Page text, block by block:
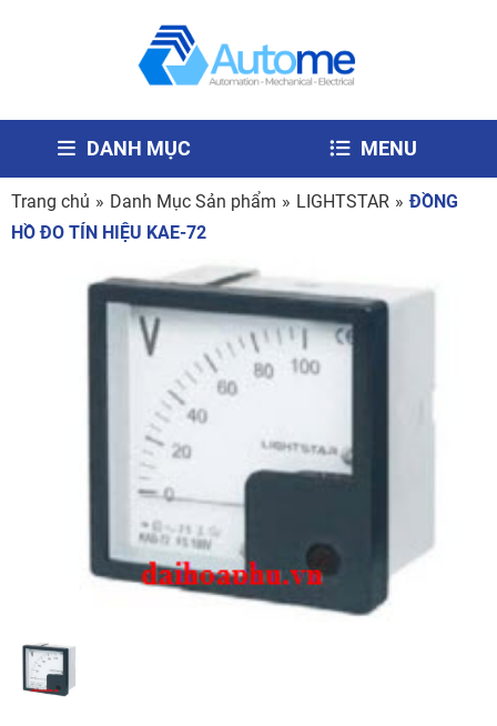
DANH MỤC MENU
Trang chủ » Danh Mục Sản phẩm » LIGHTSTAR » ĐỒNG
HỒ ĐO TÍN HIỆU KAE-72